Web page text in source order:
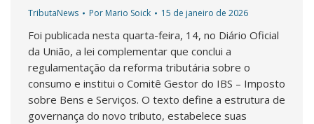
TributaNews Por Mario Soick 15 de janeiro de 2026
Foi publicada nesta quarta-feira, 14, no Diário Oficial
da União, a lei complementar que conclui a
regulamentação da reforma tributária sobre o
consumo e institui o Comitê Gestor do IBS – Imposto
sobre Bens e Serviços. O texto define a estrutura de
governança do novo tributo, estabelece suas